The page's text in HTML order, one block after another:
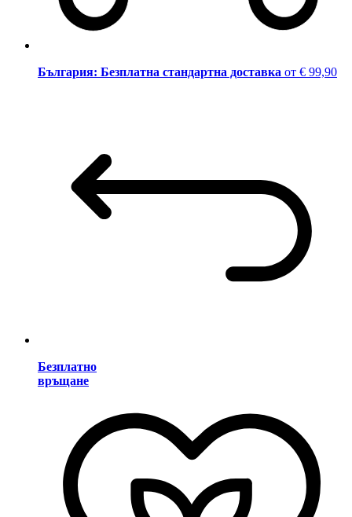
България: Безплатна стандартна доставка от € 99,90
Безплатно
връщане